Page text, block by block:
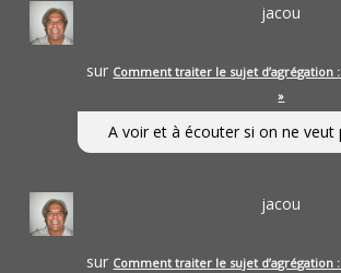
jacou
sur Comment traiter le sujet d’agrégation
»
A voir et à écouter si on ne veut
jacou
sur Comment traiter le sujet d’agrégation